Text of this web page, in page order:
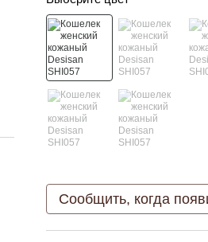
Сообщить, когда